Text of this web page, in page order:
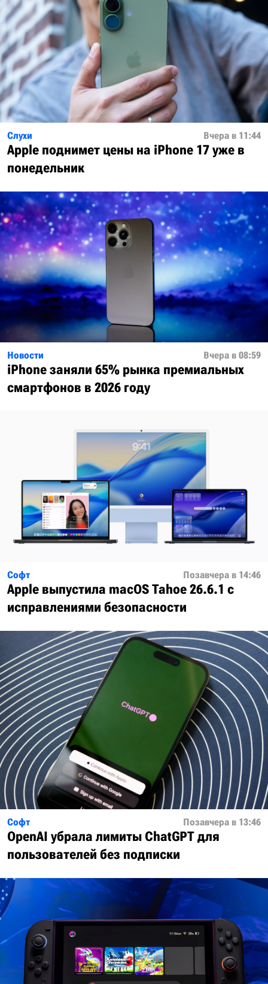
Слухи Вчера в 11:44
Apple поднимет цены на iPhone 17 уже в
понедельник
Новости Вчера в 08:59
iPhone заняли 65% рынка премиальных
смартфонов в 2026 году
Софт Позавчера в 14:46
Apple выпустила macOS Tahoe 26.6.1 с
исправлениями безопасности
Софт Позавчера в 13:46
OpenAI убрала лимиты ChatGPT для
пользователей без подписки